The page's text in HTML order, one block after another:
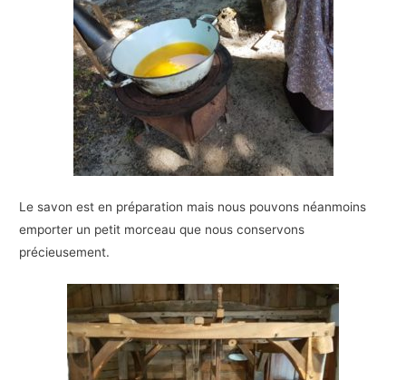
Le savon est en préparation mais nous pouvons néanmoins
emporter un petit morceau que nous conservons
précieusement.